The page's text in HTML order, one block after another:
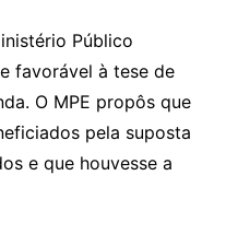
Público
favorável à tese de
O MPE propôs que
pela suposta
e que houvesse a